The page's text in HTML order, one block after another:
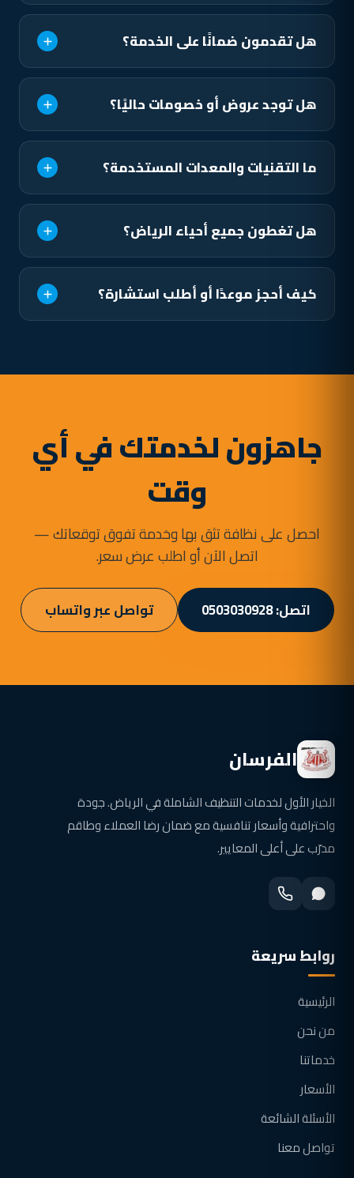
هل تقدمون ضمانًا على الخدمة؟
هل توجد عروض أو خصومات حاليًا؟
ما التقنيات والمعدات المستخدمة؟
هل تغطون جميع أحياء الرياض؟
كيف أحجز موعدًا أو أطلب استشارة؟
جاهزون لخدمتك في أي
وقت
احصل على نظافة تثق بها وخدمة تفوق توقعاتك —
اتصل الآن أو اطلب عرض سعر.
اتصل: 0503030928 تواصل عبر واتساب
الفرسان
الخيار الأول لخدمات التنظيف الشاملة في الرياض. جودة
واحترافية وأسعار تنافسية مع ضمان رضا العملاء وطاقم
مدرّب على أعلى المعايير.
روابط سريعة
الرئيسية
من نحن
خدماتنا
الأسعار
الأسئلة الشائعة
تواصل معنا